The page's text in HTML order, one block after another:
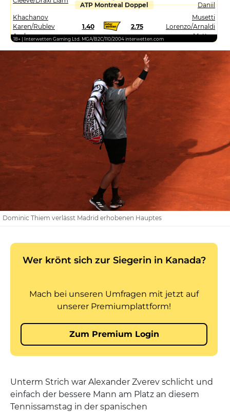
Daniil
ATP Montreal Doppel
Khachanov
Karen/Rublev
Andrey
1.40 2.75
Musetti
Lorenzo/Arnaldi
Matteo
18+ | Interwetten Gaming Ltd. MGA/B2C/110/2004 interwetten.com
Dominic Thiem verlässt Madrid erhobenen Hauptes
Unterm Strich war Alexander Zverev schlicht und
einfach der bessere Mann am Platz an diesem
Tennissamstag in der spanischen